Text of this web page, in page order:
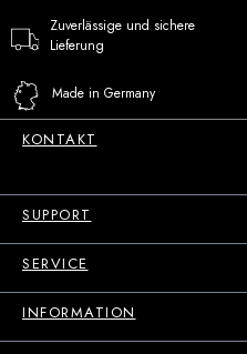
Zuverlässige und sichere
Lieferung
Made in Germany
KONTAKT
SUPPORT
SERVICE
INFORMATION